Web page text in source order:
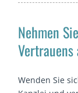
Nehmen
Wenden Sie